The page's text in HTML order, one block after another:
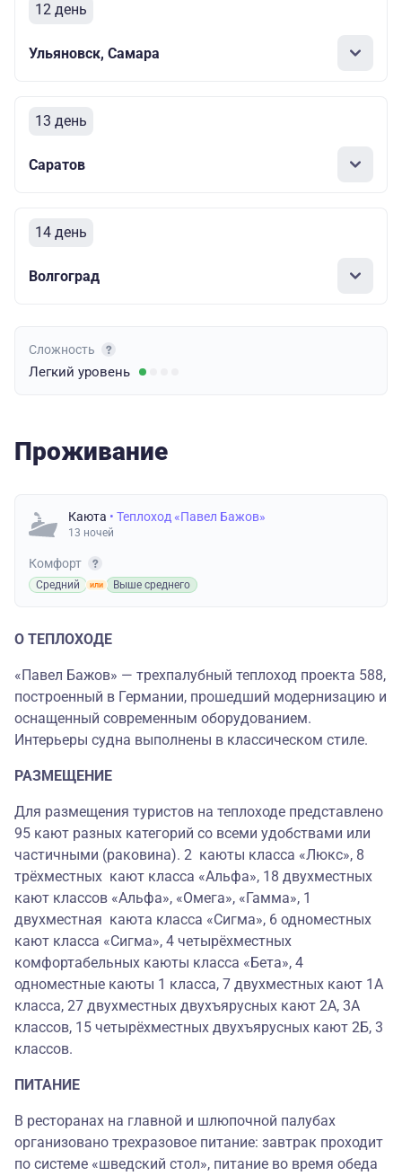
12 день
Ульяновск, Самара
13 день
Саратов
14 день
Волгоград
Сложность
Легкий уровень
Проживание
Каюта • Теплоход «Павел Бажов»
13 ночей
Комфорт
Средний Выше среднего
О ТЕПЛОХОДЕ
«Павел Бажов» — трехпалубный теплоход проекта 588,
построенный в Германии, прошедший модернизацию и
оснащенный современным оборудованием.
Интерьеры судна выполнены в классическом стиле.
РАЗМЕЩЕНИЕ
Для размещения туристов на теплоходе представлено
95 кают разных категорий со всеми удобствами или
частичными (раковина). 2 каюты класса «Люкс», 8
трёхместных кают класса «Альфа», 18 двухместных
кают классов «Альфа», «Омега», «Гамма», 1
двухместная каюта класса «Сигма», 6 одноместных
кают класса «Сигма», 4 четырёхместных
комфортабельных каюты класса «Бета», 4
одноместные каюты 1 класса, 7 двухместных кают 1А
класса, 27 двухместных двухъярусных кают 2А, 3А
классов, 15 четырёхместных двухъярусных кают 2Б, 3
классов.
ПИТАНИЕ
В ресторанах на главной и шлюпочной палубах
организовано трехразовое питание: завтрак проходит
по системе «шведский стол», питание во время обеда